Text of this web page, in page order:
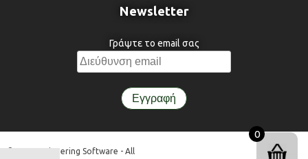
Newsletter
Γράψτε το email σας
© 3DR Engineering Software - All
0